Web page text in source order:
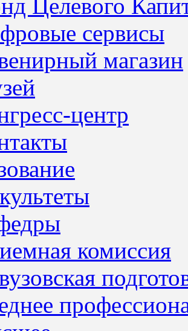
Целевого
сервисы
магазин
центр
комиссия